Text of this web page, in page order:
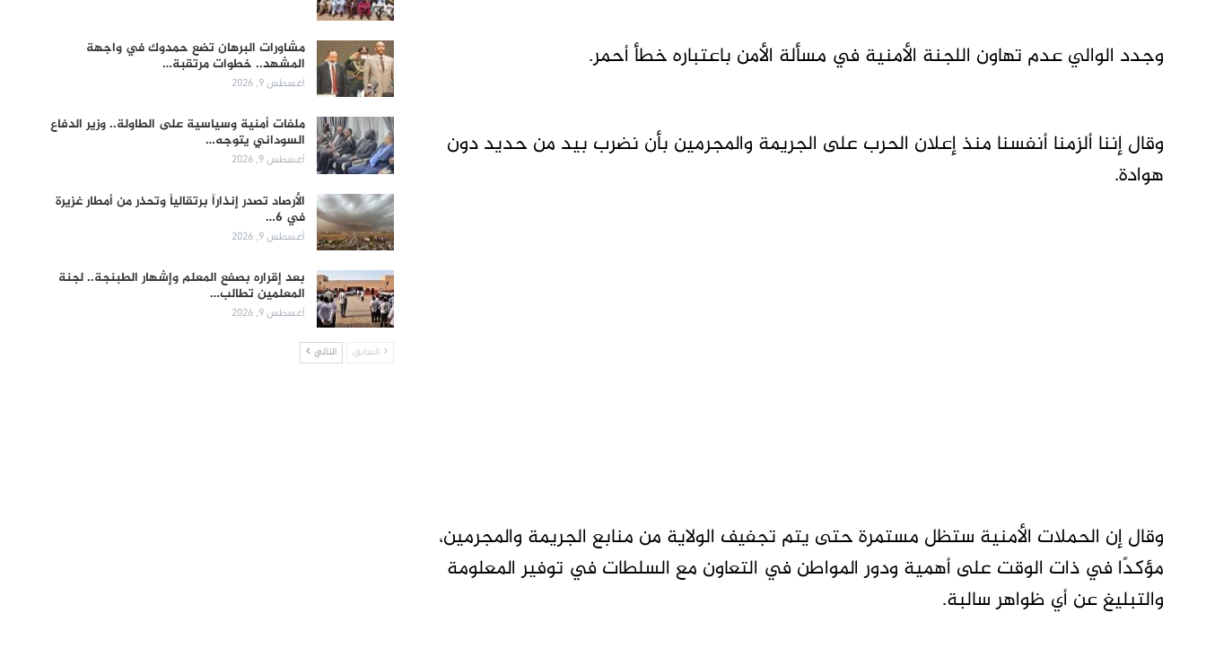
وجدد الوالي عدم تهاون اللجنة الأمنية في مسألة الأمن باعتباره خطأ أحمر.
وقال إننا ألزمنا أنفسنا منذ إعلان الحرب على الجريمة والمجرمين بأن نضرب بيد من حديد دون
هوادة.
وقال إن الحملات الأمنية ستظل مستمرة حتى يتم تجفيف الولاية من منابع الجريمة والمجرمين،
مؤكدًا في ذات الوقت على أهمية ودور المواطن في التعاون مع السلطات في توفير المعلومة
والتبليغ عن أي ظواهر سالبة.
مشاورات البرهان تضع حمدوك في واجهة
المشهد.. خطوات مرتقبة…
أغسطس 9, 2026
ملفات أمنية وسياسية على الطاولة.. وزير الدفاع
السوداني يتوجه…
أغسطس 9, 2026
الأرصاد تصدر إنذاراً برتقالياً وتحذر من أمطار غزيرة
في 6…
أغسطس 9, 2026
بعد إقراره بصفع المعلم وإشهار الطبنجة.. لجنة
المعلمين تطالب…
أغسطس 9, 2026
السابق التالي